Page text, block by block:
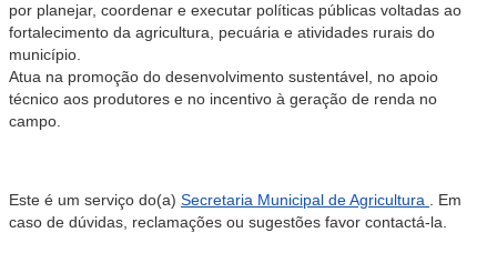
por planejar, coordenar e executar políticas públicas voltadas ao
fortalecimento da agricultura, pecuária e atividades rurais do
município.
Atua na promoção do desenvolvimento sustentável, no apoio
técnico aos produtores e no incentivo à geração de renda no
campo.
Este é um serviço do(a) Secretaria Municipal de Agricultura
. Em
caso de dúvidas, reclamações ou sugestões favor contactá-la.